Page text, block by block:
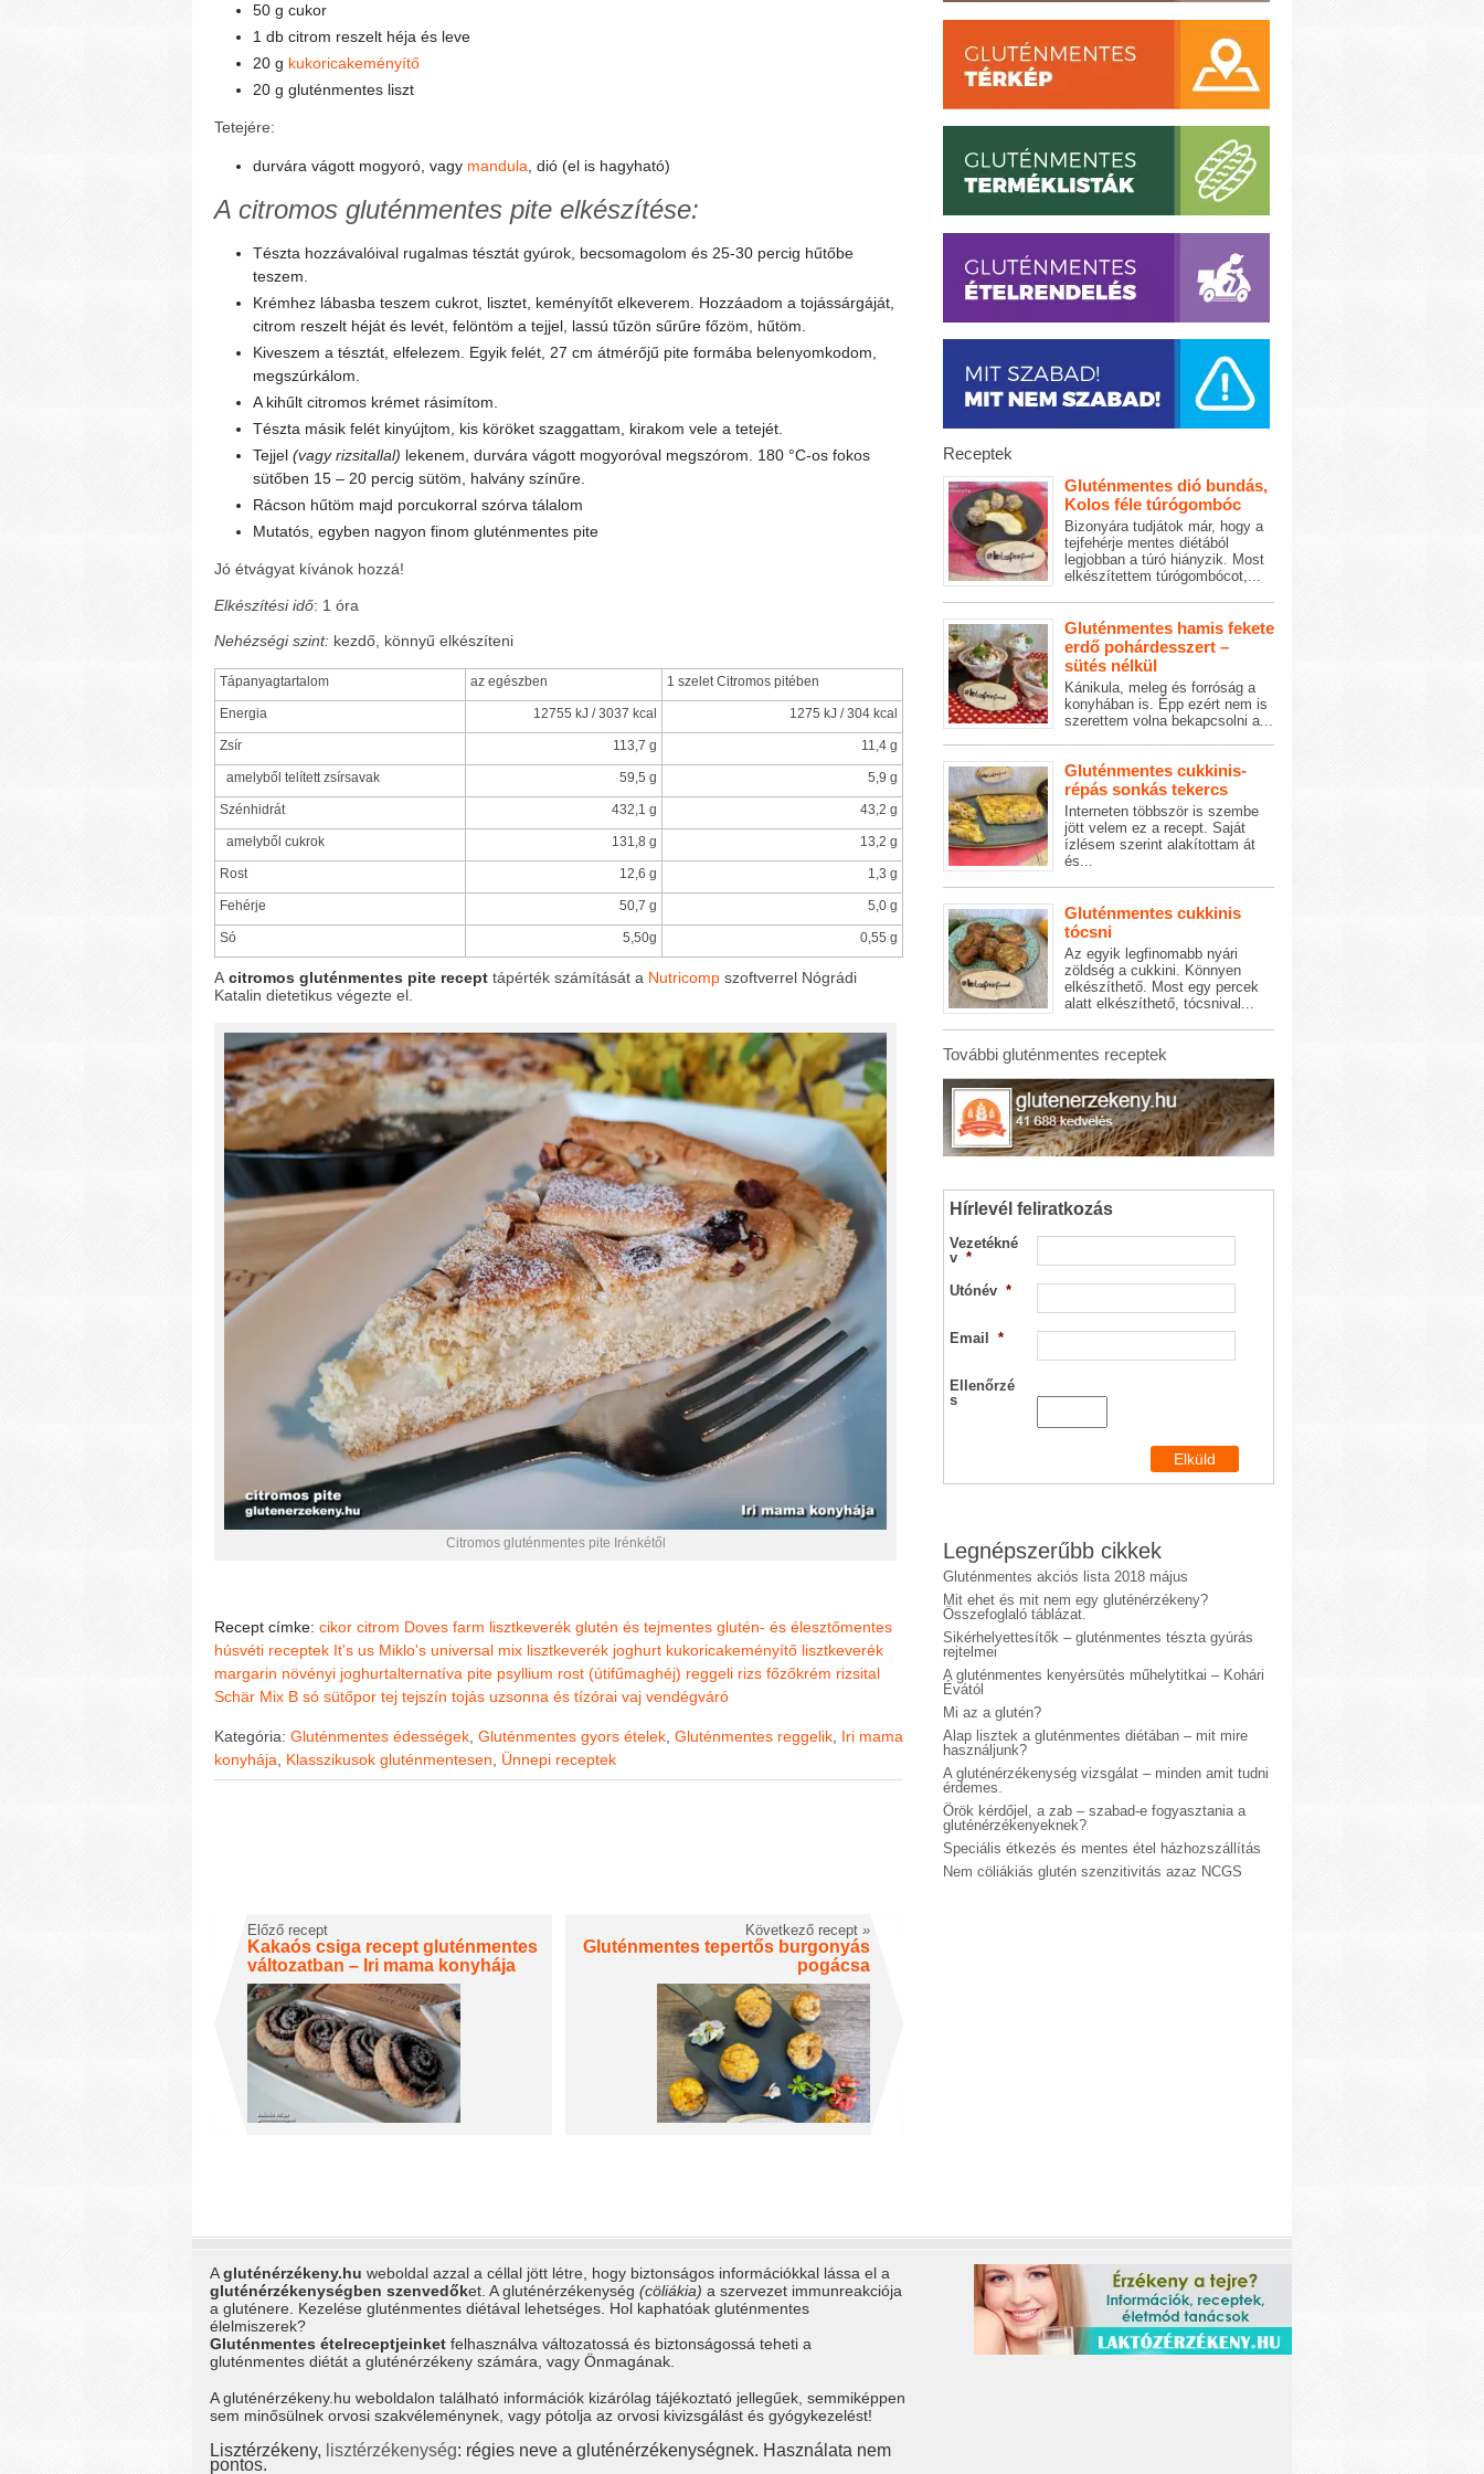
50 g cukor
1 db citrom reszelt héja és leve
20 g kukoricakeményítő
20 g gluténmentes liszt
Tetejére:
durvára vágott mogyoró, vagy mandula , dió (el is hagyható)
A citromos gluténmentes pite elkészítése:
Tészta hozzávalóival rugalmas tésztát gyúrok, becsomagolom és 25-30 percig hűtőbe
teszem.
Krémhez lábasba teszem cukrot, lisztet, keményítőt elkeverem. Hozzáadom a tojássárgáját,
citrom reszelt héját és levét, felöntöm a tejjel, lassú tűzön sűrűre főzöm, hűtöm.
Kiveszem a tésztát, elfelezem. Egyik felét, 27 cm átmérőjű pite formába belenyomkodom,
megszúrkálom.
A kihűlt citromos krémet rásimítom.
Tészta másik felét kinyújtom, kis köröket szaggattam, kirakom vele a tetejét.
Tejjel (vagy rizsitallal) lekenem, durvára vágott mogyoróval megszórom. 180 °C-os fokos
sütőben 15 – 20 percig sütöm, halvány színűre.
Rácson hűtöm majd porcukorral szórva tálalom
Mutatós, egyben nagyon finom gluténmentes pite
Jó étvágyat kívánok hozzá!
Elkészítési idő: 1 óra
Nehézségi szint: kezdő, könnyű elkészíteni
Tápanyagtartalom az egészben 1 szelet Citromos pitében
Energia 12755 kJ / 3037 kcal 1275 kJ / 304 kcal
Zsír 113,7 g 11,4 g
amelyből telített zsírsavak 59,5 g 5,9 g
Szénhidrát 432,1 g 43,2 g
amelyből cukrok 131,8 g 13,2 g
Rost 12,6 g 1,3 g
Fehérje 50,7 g 5,0 g
Só 5,50g 0,55 g
A citromos gluténmentes pite recept tápérték számítását a Nutricomp szoftverrel Nógrádi
Katalin dietetikus végezte el.
Citromos gluténmentes pite Irénkétől
Recept címke: cikor citrom Doves farm lisztkeverék glutén és tejmentes glutén- és élesztőmentes
húsvéti receptek It's us Miklo's universal mix lisztkeverék joghurt kukoricakeményítő lisztkeverék
margarin növényi joghurtalternatíva pite psyllium rost (útifűmaghéj) reggeli rizs főzőkrém rizsital
Schär Mix B só sütőpor tej tejszín tojás uzsonna és tízórai vaj vendégváró
Kategória: Gluténmentes édességek Gluténmentes gyors ételek Gluténmentes reggelik Iri mama
konyhája
Klasszikusok gluténmentesen Ünnepi receptek
Előző recept
Kakaós csiga recept gluténmentes
változatban – Iri mama konyhája
Következő recept »
Gluténmentes tepertős burgonyás
pogácsa
Receptek
Gluténmentes dió bundás,
Kolos féle túrógombóc
Bizonyára tudjátok már, hogy a
tejfehérje mentes diétából
legjobban a túró hiányzik. Most
elkészítettem túrógombócot,...
Gluténmentes hamis fekete
erdő pohárdesszert –
sütés nélkül
Kánikula, meleg és forróság a
konyhában is. Épp ezért nem is
szerettem volna bekapcsolni a...
Gluténmentes cukkinis-
répás sonkás tekercs
Interneten többször is szembe
jött velem ez a recept. Saját
ízlésem szerint alakítottam át
és...
Gluténmentes cukkinis
tócsni
Az egyik legfinomabb nyári
zöldség a cukkini. Könnyen
elkészíthető. Most egy percek
alatt elkészíthető, tócsnival...
További gluténmentes receptek
Hírlevél feliratkozás
Vezetékné
v *
Utónév *
Email *
Ellenőrzé
s
Legnépszerűbb cikkek
Gluténmentes akciós lista 2018 május
Mit ehet és mit nem egy gluténérzékeny?
Összefoglaló táblázat.
Sikérhelyettesítők – gluténmentes tészta gyúrás
rejtelmei
A gluténmentes kenyérsütés műhelytitkai – Kohári
Évától
Mi az a glutén?
Alap lisztek a gluténmentes diétában – mit mire
használjunk?
A gluténérzékenység vizsgálat – minden amit tudni
érdemes.
Örök kérdőjel, a zab – szabad-e fogyasztania a
gluténérzékenyeknek?
Speciális étkezés és mentes étel házhozszállítás
Nem cöliákiás glutén szenzitivitás azaz NCGS
Agluténérzékeny.hu weboldal azzal a céllal jött létre, hogy biztonságos információkkal lássa el a
gluténérzékenységben szenvedőket. A gluténérzékenység (cöliákia) a szervezet immunreakciója
a gluténere. Kezelése gluténmentes diétával lehetséges. Hol kaphatóak gluténmentes
élelmiszerek?
Gluténmentes ételreceptjeinket felhasználva változatossá és biztonságossá teheti a
gluténmentes diétát a gluténérzékeny számára, vagy Önmagának.
A gluténérzékeny.hu weboldalon található információk kizárólag tájékoztató jellegűek, semmiképpen
sem minősülnek orvosi szakvéleménynek, vagy pótolja az orvosi kivizsgálást és gyógykezelést!
Lisztérzékeny, lisztérzékenység: régies neve a gluténérzékenységnek. Használata nem
pontos.